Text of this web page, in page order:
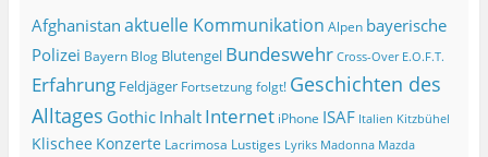
Afghanistanaktuelle Kommunikation Alpen bayerische
Polizei Bayern Blog Blutengel Bundeswehr Cross-Over E.O.F.T.
Erfahrung Feldjäger Fortsetzung folgt! Geschichten des
Alltages Gothic Inhalt Internet iPhone ISAF Italien Kitzbühel
Klischee Konzerte Lacrimosa Lustiges Lyriks Madonna Mazda